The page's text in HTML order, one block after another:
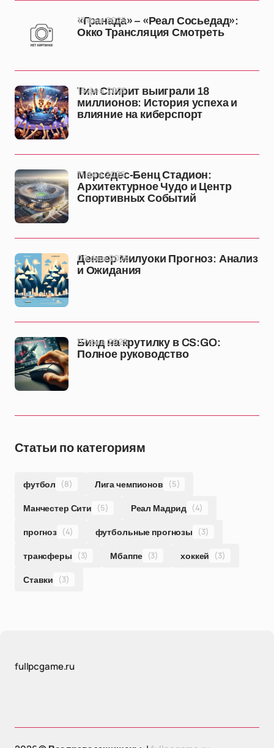
«Гранада» – «Реал Сосьедад»:
Окко Трансляция Смотреть
17 фев 2025
Тим Спирит выиграли 18
миллионов: История успеха и
влияние на киберспорт
15 фев 2025
Мерседес-Бенц Стадион:
Архитектурное Чудо и Центр
Спортивных Событий
11 фев 2025
Денвер Милуоки Прогноз: Анализ
и Ожидания
09 фев 2025
Бинд на крутилку в CS:GO:
Полное руководство
07 фев 2025
Статьи по категориям
футбол (8) Лига чемпионов (5)
Манчестер Сити (5) Реал Мадрид (4)
прогноз (4) футбольные прогнозы (3)
трансферы (3) Мбаппе (3) хоккей (3)
Ставки (3)
fullpcgame.ru